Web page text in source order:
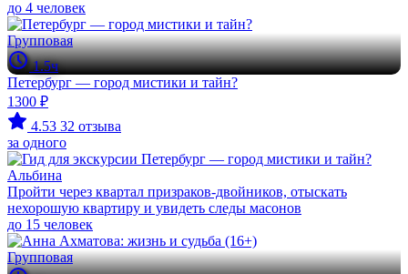
до 4 человек
Групповая
1.5ч
Петербург — город мистики и тайн?
1300 ₽
4.53 32 отзыва
за одного
Альбина
Пройти через квартал призраков-двойников, отыскать
нехорошую квартиру и увидеть следы масонов
до 15 человек
Групповая